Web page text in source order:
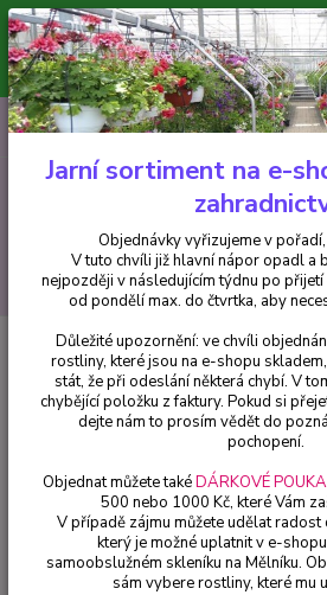
Minimální hodnota pro odeslání z
V tuto chvíli již hlavní nápor objednávek
nejpozději v následujícím týdnu po přijetí
vyřizujeme v pořadí, v
CZK
+420 602 223 614
Neotex - chemické přípravky, hnojiva,
Karate Zeon - 5 ml
Jarní sortiment na e-
Objednávky vyřizujeme v
V tuto chvíli již hlavní nápor opadl a
nejpozději v následujícím týdnu po
od pondělí max. do čtvrtka, aby
Důležité upozornění: ve chvíli
rostliny, které jsou na e-shopu
stát, že při odeslání některá chybí. V
chybějící položku z faktury. Pokud si
dejte nám to prosím vědět do
pochopení.
Objednat můžete takéDÁRKOVÉ
500 nebo 1000 Kč, které Vám
V případě zájmu můžete udělat radost
který je možné uplatnit v e-
samoobslužném skleníku na Mělníku.
sám vybere rostliny, které mu